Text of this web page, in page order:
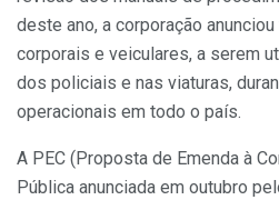
deste ano, a corporação
corporais e veiculares, a serem
dos policiais e nas viaturas,
operacionais em todo o país.
A PEC (Proposta de Emenda à
Pública anunciada em outubro